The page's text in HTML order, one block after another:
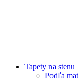
Tapety na stenu
Podľa